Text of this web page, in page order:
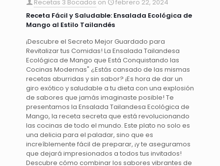
Recetas 3 Bocados on
febrero 22, 2024
Receta Fácil y Saludable: Ensalada Ecológica de
Mango al Estilo Tailandés
¡Descubre el Secreto Mejor Guardado para
Revitalizar tus Comidas! La Ensalada Tailandesa
Ecológica de Mango que Está Conquistando las
Cocinas Modernas" ¿Estás cansado de las mismas
recetas aburridas y sin sabor? ¡Es hora de dar un
giro exótico y saludable a tu dieta con una explosión
de sabores que jamás imaginaste posible! Te
presentamos la Ensalada Tailandesa Ecológica de
Mango, la receta secreta que está revolucionando
las cocinas de todo el mundo. Este plato no solo es
una delicia para el paladar, sino que es
increíblemente fácil de preparar, ¡y te aseguramos
que dejará impresionados a todos tus invitados!
Descubre cómo combinar los sabores vibrantes de